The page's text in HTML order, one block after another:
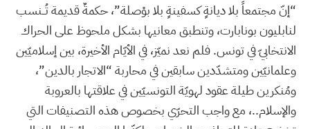
“إنّ مجتمعاً بلا ديانةٍ كسفينةٍ بلا بوْصلة”، حكمةٌ قديمة تُــنسب
لنابليون بونابارت، وتنطبق معانيها بشكل ملحوظ على الحراك
الانتخابيّ في تونس. فلم نعد نميّز، في الأيّام الأخيرة، بين إسلاميّين
وعلمانيّين ومتشدّدين سابقين في محاربة “الاتجار بالدين”،
ومُنكرين طيلة عقود لهويّة التونسيّين في علاقتها بالعروبة
والإسلام..، مع واجب التحرّي بخصوص هذه التصنيفات التي